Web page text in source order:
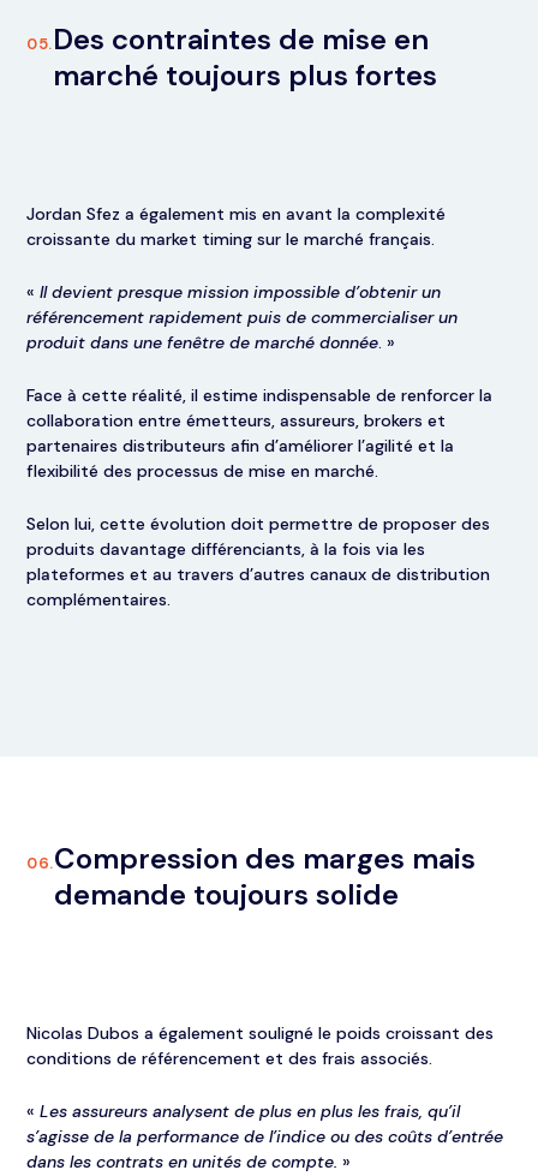
05.Des contraintes de mise en
marché toujours plus fortes
Jordan Sfez a également mis en avant la complexité
croissante du market timing sur le marché français.
«Il devient presque mission impossible d’obtenir un
référencement rapidement puis de commercialiser un
produit dans une fenêtre de marché donnée. »
Face à cette réalité, il estime indispensable de renforcer la
collaboration entre émetteurs, assureurs, brokers et
partenaires distributeurs afin d’améliorer l’agilité et la
flexibilité des processus de mise en marché.
Selon lui, cette évolution doit permettre de proposer des
produits davantage différenciants, à la fois via les
plateformes et au travers d’autres canaux de distribution
complémentaires.
06.Compression des marges mais
demande toujours solide
Nicolas Dubos a également souligné le poids croissant des
conditions de référencement et des frais associés.
«Les assureurs analysent de plus en plus les frais, qu’il
s’agisse de la performance de l’indice ou des coûts d’entrée
dans les contrats en unités de compte. »